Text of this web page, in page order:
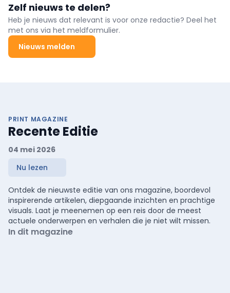
Zelf nieuws te delen?
Heb je nieuws dat relevant is voor onze redactie? Deel het
met ons via het meldformulier.
Nieuws melden
PRINT MAGAZINE
Recente Editie
04 mei 2026
Nu lezen
Ontdek de nieuwste editie van ons magazine, boordevol
inspirerende artikelen, diepgaande inzichten en prachtige
visuals. Laat je meenemen op een reis door de meest
actuele onderwerpen en verhalen die je niet wilt missen.
In dit magazine